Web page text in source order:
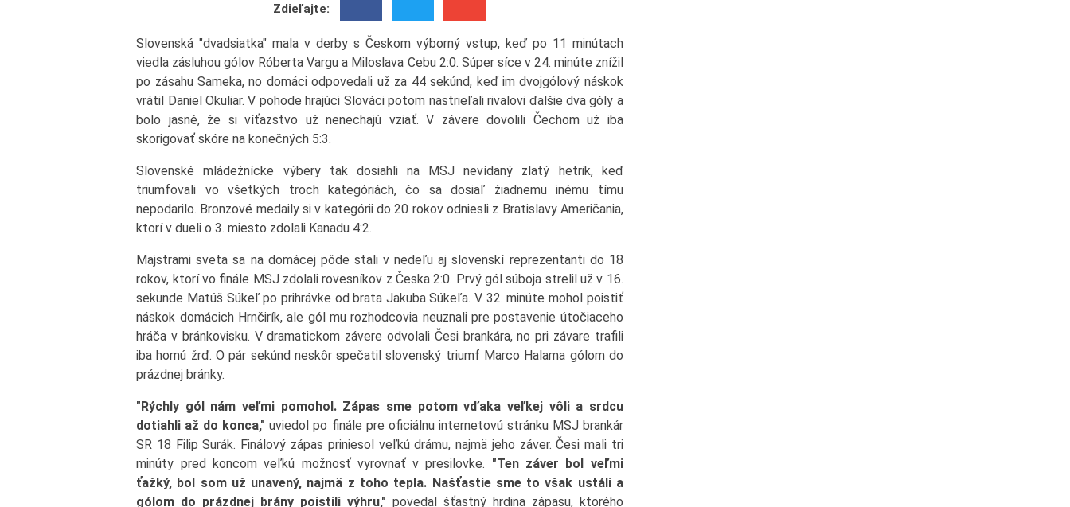
Zdieľajte:
Slovenská "dvadsiatka" mala v derby s Českom výborný vstup, keď po 11 minútach
viedla zásluhou gólov Róberta Vargu a Miloslava Cebu 2:0. Súper síce v 24. minúte znížil
po zásahu Sameka, no domáci odpovedali už za 44 sekúnd, keď im dvojgólový náskok
vrátil Daniel Okuliar. V pohode hrajúci Slováci potom nastrieľali rivalovi ďalšie dva góly a
bolo jasné, že si víťazstvo už nenechajú vziať. V závere dovolili Čechom už iba
skorigovať skóre na konečných 5:3.
Slovenské mládežnícke výbery tak dosiahli na MSJ nevídaný zlatý hetrik, keď
triumfovali vo všetkých troch kategóriách, čo sa dosiaľ žiadnemu inému tímu
nepodarilo. Bronzové medaily si v kategórii do 20 rokov odniesli z Bratislavy Američania,
ktorí v dueli o 3. miesto zdolali Kanadu 4:2.
Majstrami sveta sa na domácej pôde stali v nedeľu aj slovenskí reprezentanti do 18
rokov, ktorí vo finále MSJ zdolali rovesníkov z Česka 2:0. Prvý gól súboja strelil už v 16.
sekunde Matúš Súkeľ po prihrávke od brata Jakuba Súkeľa. V 32. minúte mohol poistiť
náskok domácich Hrnčirík, ale gól mu rozhodcovia neuznali pre postavenie útočiaceho
hráča v bránkovisku. V dramatickom závere odvolali Česi brankára, no pri závare trafili
iba hornú žrď. O pár sekúnd neskôr spečatil slovenský triumf Marco Halama gólom do
prázdnej bránky.
"Rýchly gól nám veľmi pomohol. Zápas sme potom vďaka veľkej vôli a srdcu
dotiahli až do konca," uviedol po finále pre oficiálnu internetovú stránku MSJ brankár
SR 18 Filip Surák. Finálový zápas priniesol veľkú drámu, najmä jeho záver. Česi mali tri
minúty pred koncom veľkú možnosť vyrovnať v presilovke. "Ten záver bol veľmi
ťažký, bol som už unavený, najmä z toho tepla. Našťastie sme to však ustáli a
gólom do prázdnej brány poistili výhru," povedal šťastný hrdina zápasu, ktorého